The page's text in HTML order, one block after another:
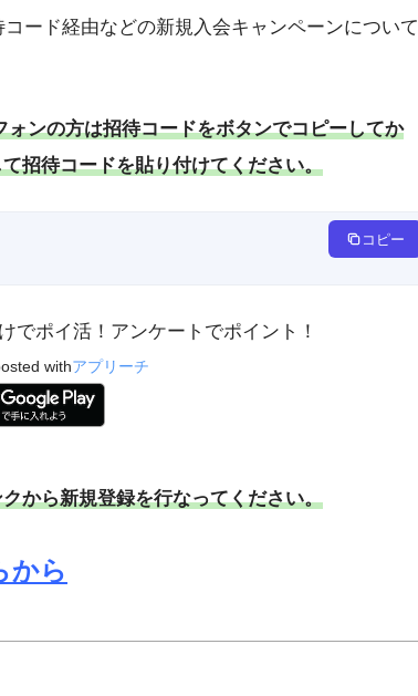
ード経由などの新規入会キャンペーンについて
ンの方は招待コードをボタンでコピーしてか
招待コードを貼り付けてください。
コピー
でポイ活！アンケートでポイント！
withアプリーチ
から新規登録を行なってください。
から